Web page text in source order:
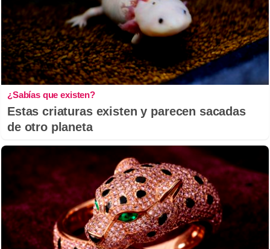
¿Sabías que existen?
Estas criaturas existen y parecen sacadas
de otro planeta